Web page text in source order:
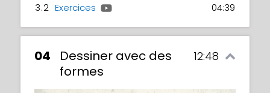
3.2 Exercices 04:39
04
Dessiner avec des
formes
12:48